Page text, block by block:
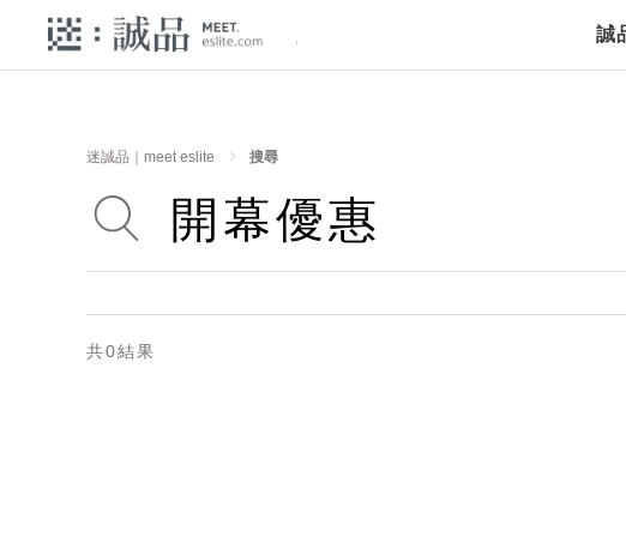
誠
迷誠品｜meet eslite 搜尋
共0結果